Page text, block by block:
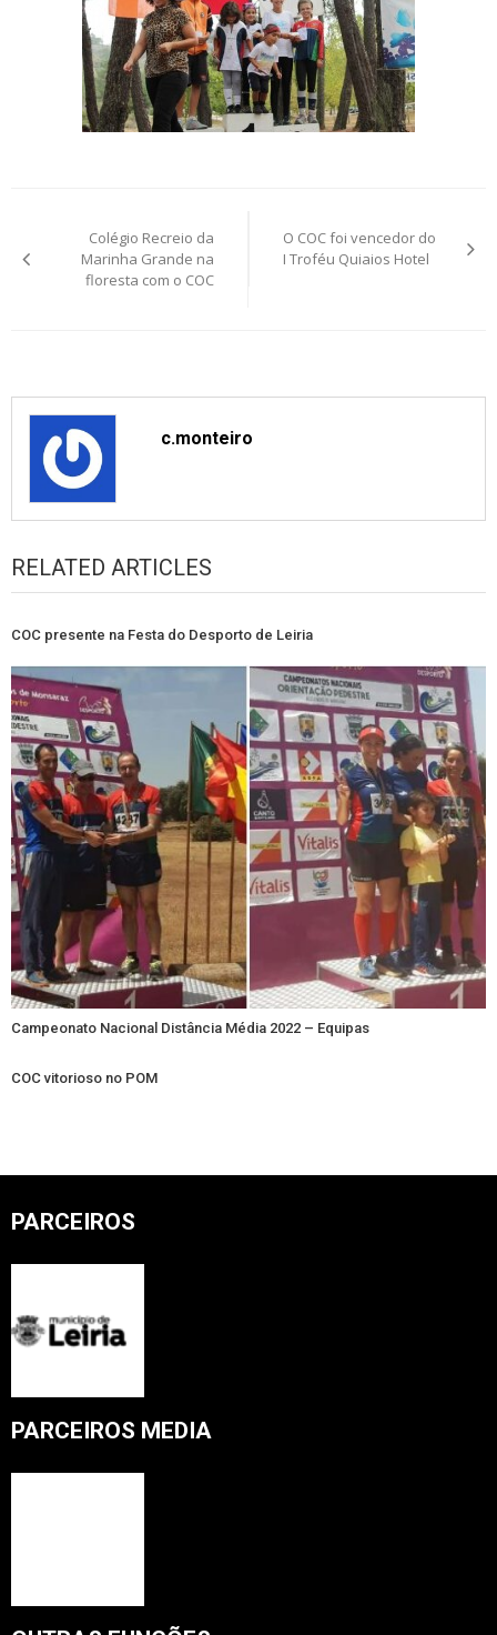
navigation
Colégio Recreio da
Marinha Grande na
floresta com o COC
O COC foi vencedor do
I Troféu Quiaios Hotel
c.monteiro
RELATED ARTICLES
COC presente na Festa do Desporto de Leiria
Campeonato Nacional Distância Média 2022 – Equipas
COC vitorioso no POM
PARCEIROS
PARCEIROS MEDIA